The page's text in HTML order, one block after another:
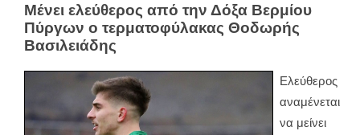
Μένει ελεύθερος από την Δόξα Βερμίου
Πύργων ο τερματοφύλακας Θοδωρής
Βασιλειάδης
Ελεύθερος
αναμένεται
να μείνει